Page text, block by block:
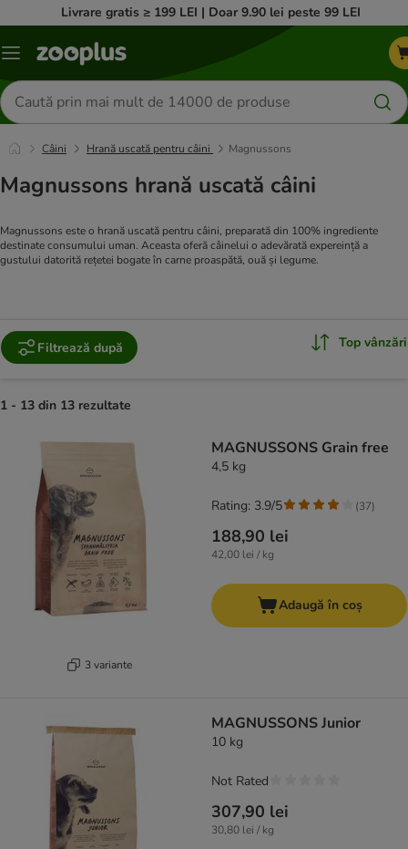
Livrare gratis ≥ 199 LEI | Doar 9.90 lei peste 99 LEI
Categorii
Căutare
produse
Câini Hrană uscată pentru câini Magnussons
Magnussons hrană uscată câini
Magnussons este o hrană uscată pentru câini, preparată din 100% ingrediente
destinate consumului uman. Aceasta oferă câinelui o adevărată expereință a
gustului datorită rețetei bogate în carne proaspătă, ouă și legume.
Filtrează după Top vânzări
1 - 13 din 13 rezultate
3 variante
MAGNUSSONS Grain free
4,5 kg
188,90 lei
42,00 lei / kg
Rating: 3.9/5 (37)
Adaugă în coș
MAGNUSSONS Junior
10 kg
307,90 lei
30,80 lei / kg
Not Rated